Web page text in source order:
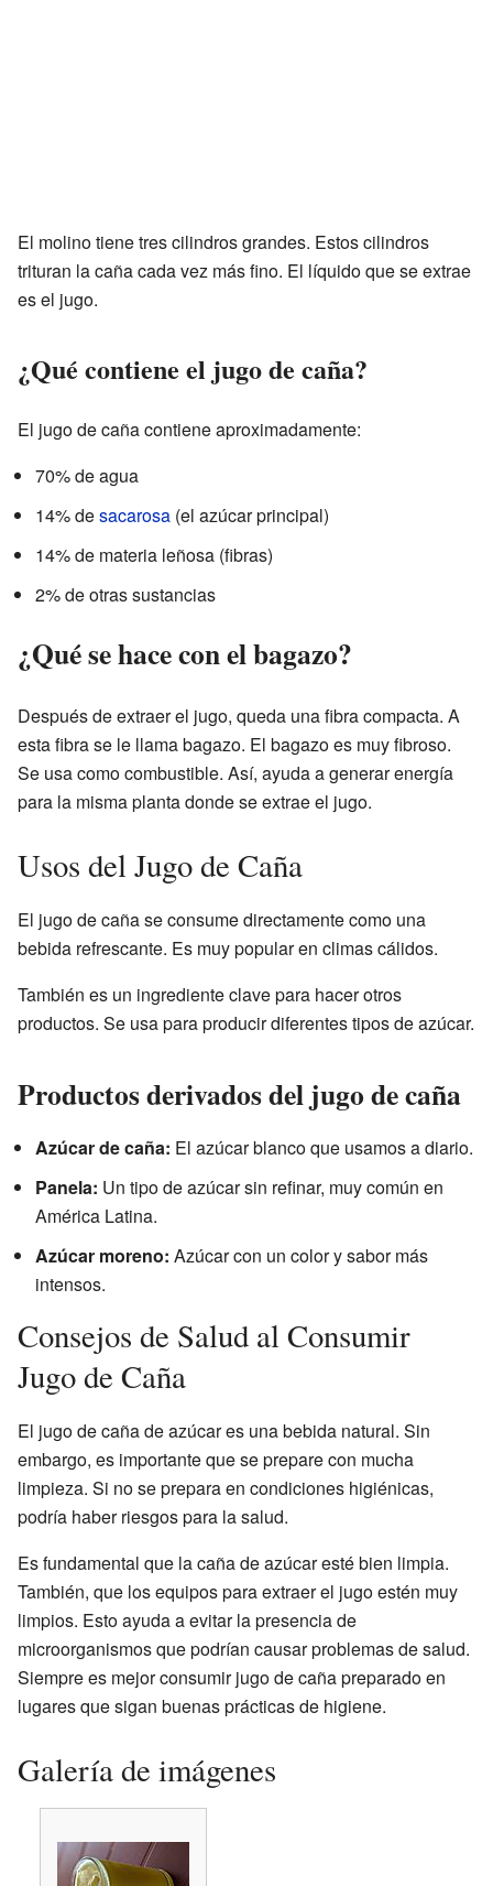
El molino tiene tres cilindros grandes. Estos cilindros
trituran la caña cada vez más fino. El líquido que se extrae
es el jugo.
¿Qué contiene el jugo de caña?
El jugo de caña contiene aproximadamente:
70% de agua
14% desacarosa (el azúcar principal)
14% de materia leñosa (fibras)
2% de otras sustancias
¿Qué se hace con el bagazo?
Después de extraer el jugo, queda una fibra compacta. A
esta fibra se le llama bagazo. El bagazo es muy fibroso.
Se usa como combustible. Así, ayuda a generar energía
para la misma planta donde se extrae el jugo.
Usos del Jugo de Caña
El jugo de caña se consume directamente como una
bebida refrescante. Es muy popular en climas cálidos.
También es un ingrediente clave para hacer otros
productos. Se usa para producir diferentes tipos de azúcar.
Productos derivados del jugo de caña
Azúcar de caña: El azúcar blanco que usamos a diario.
Panela: Un tipo de azúcar sin refinar, muy común en
América Latina.
Azúcar moreno: Azúcar con un color y sabor más
intensos.
Consejos de Salud al Consumir
Jugo de Caña
El jugo de caña de azúcar es una bebida natural. Sin
embargo, es importante que se prepare con mucha
limpieza. Si no se prepara en condiciones higiénicas,
podría haber riesgos para la salud.
Es fundamental que la caña de azúcar esté bien limpia.
También, que los equipos para extraer el jugo estén muy
limpios. Esto ayuda a evitar la presencia de
microorganismos que podrían causar problemas de salud.
Siempre es mejor consumir jugo de caña preparado en
lugares que sigan buenas prácticas de higiene.
Galería de imágenes